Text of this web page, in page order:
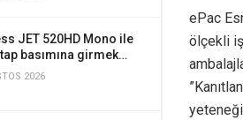
JET 520HD Mono ile
basımına girmek…
2026
ePac
ölçekli